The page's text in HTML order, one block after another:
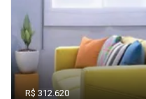
R$ 312.620